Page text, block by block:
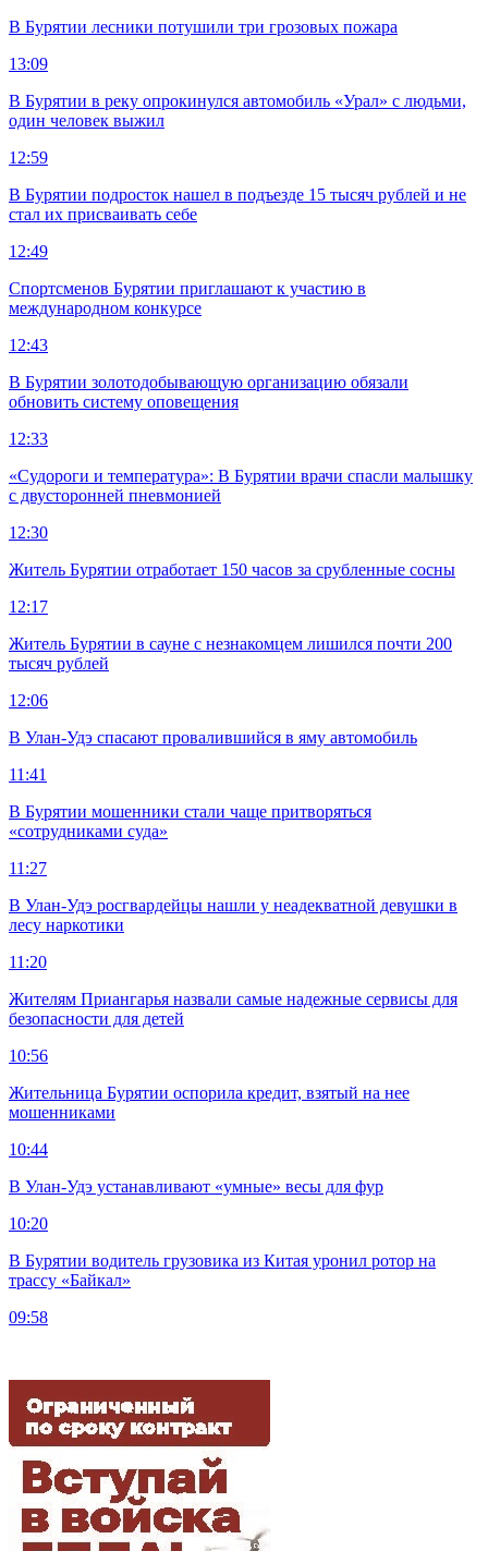
В Бурятии лесники потушили три грозовых пожара
13:09
В Бурятии в реку опрокинулся автомобиль «Урал» с людьми,
один человек выжил
12:59
В Бурятии подросток нашел в подъезде 15 тысяч рублей и не
стал их присваивать себе
12:49
Спортсменов Бурятии приглашают к участию в
международном конкурсе
12:43
В Бурятии золотодобывающую организацию обязали
обновить систему оповещения
12:33
«Судороги и температура»: В Бурятии врачи спасли малышку
с двусторонней пневмонией
12:30
Житель Бурятии отработает 150 часов за срубленные сосны
12:17
Житель Бурятии в сауне с незнакомцем лишился почти 200
тысяч рублей
12:06
В Улан-Удэ спасают провалившийся в яму автомобиль
11:41
В Бурятии мошенники стали чаще притворяться
«сотрудниками суда»
11:27
В Улан-Удэ росгвардейцы нашли у неадекватной девушки в
лесу наркотики
11:20
Жителям Приангарья назвали самые надежные сервисы для
безопасности для детей
10:56
Жительница Бурятии оспорила кредит, взятый на нее
мошенниками
10:44
В Улан-Удэ устанавливают «умные» весы для фур
10:20
В Бурятии водитель грузовика из Китая уронил ротор на
трассу «Байкал»
09:58